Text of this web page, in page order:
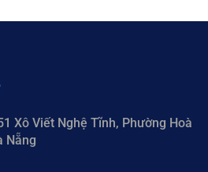
Xô Viết Nghệ Tĩnh, Phường Hoà
Nẵng